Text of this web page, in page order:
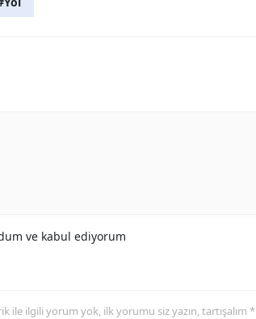
ve kabul ediyorum
ile ilgili yorum yok, ilk yorumu siz yazın, tartışalım *